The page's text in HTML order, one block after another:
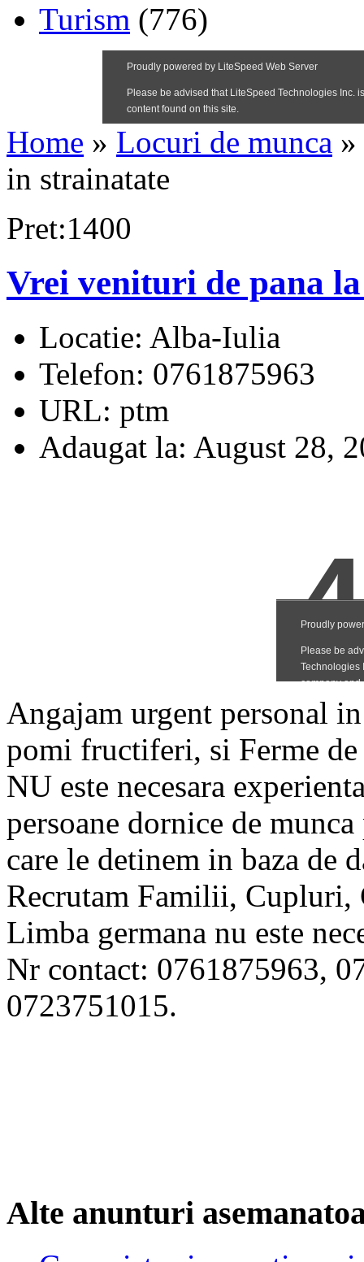
Turism (776)
Home » Locuri de munca »
in strainatate
Pret:1400
Vrei venituri de pana
Locatie: Alba-Iulia
Telefon: 0761875963
URL: ptm
Adaugat la: August 28,
Angajam urgent personal
pomi fructiferi, si Ferme
NU este necesara
persoane dornice de
care le detinem in baza de
Recrutam Familii,
Limba germana nu este
Nr contact: 0761875963,
0723751015.
Alte anunturi